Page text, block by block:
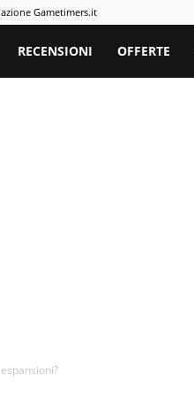
Gametimers.it
RECENSIONI OFFERTE